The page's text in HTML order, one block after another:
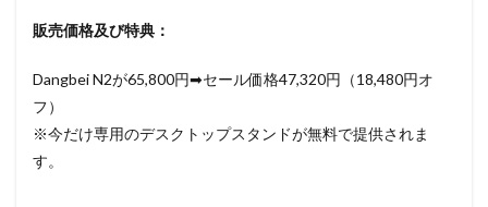
販売価格及び特典：
DangbeiN2が65,800円➡セール価格47,320円（18,480円オ
フ）
※今だけ専用のデスクトップスタンドが無料で提供されま
す。